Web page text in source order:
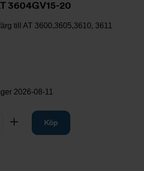
3604GV15-20
till AT 3600,3605,3610, 3611
2026-08-11
Lägg tillKöp